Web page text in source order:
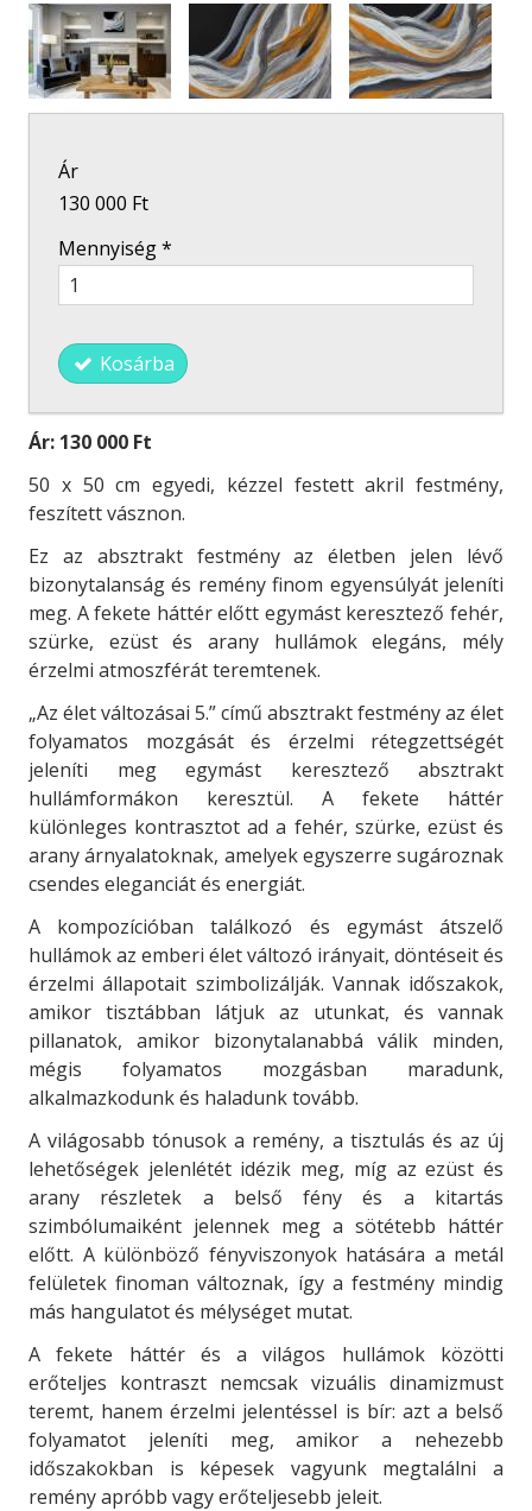
Ár
130 000 Ft
Mennyiség*
Kosárba
Ár: 130 000 Ft
50 x 50 cm egyedi, kézzel festett akril festmény,
feszített vásznon.
Ez az absztrakt festmény az életben jelen lévő
bizonytalanság és remény finom egyensúlyát jeleníti
meg. A fekete háttér előtt egymást keresztező fehér,
szürke, ezüst és arany hullámok elegáns, mély
érzelmi atmoszférát teremtenek.
„Az élet változásai 5.” című absztrakt festmény az élet
folyamatos mozgását és érzelmi rétegzettségét
jeleníti meg egymást keresztező absztrakt
hullámformákon keresztül. A fekete háttér
különleges kontrasztot ad a fehér, szürke, ezüst és
arany árnyalatoknak, amelyek egyszerre sugároznak
csendes eleganciát és energiát.
A kompozícióban találkozó és egymást átszelő
hullámok az emberi élet változó irányait, döntéseit és
érzelmi állapotait szimbolizálják. Vannak időszakok,
amikor tisztábban látjuk az utunkat, és vannak
pillanatok, amikor bizonytalanabbá válik minden,
mégis folyamatos mozgásban maradunk,
alkalmazkodunk és haladunk tovább.
A világosabb tónusok a remény, a tisztulás és az új
lehetőségek jelenlétét idézik meg, míg az ezüst és
arany részletek a belső fény és a kitartás
szimbólumaiként jelennek meg a sötétebb háttér
előtt. A különböző fényviszonyok hatására a metál
felületek finoman változnak, így a festmény mindig
más hangulatot és mélységet mutat.
A fekete háttér és a világos hullámok közötti
erőteljes kontraszt nemcsak vizuális dinamizmust
teremt, hanem érzelmi jelentéssel is bír: azt a belső
folyamatot jeleníti meg, amikor a nehezebb
időszakokban is képesek vagyunk megtalálni a
remény apróbb vagy erőteljesebb jeleit.